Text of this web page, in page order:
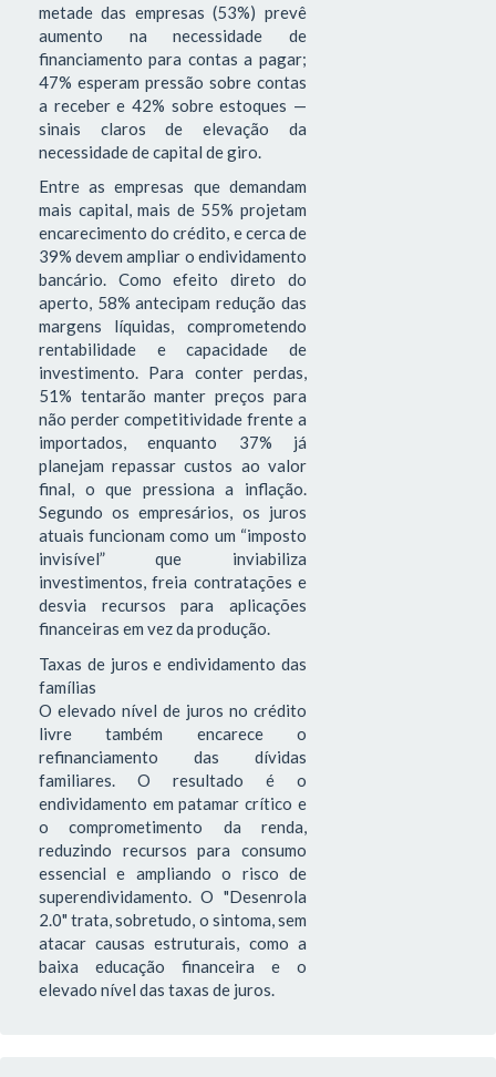
metade das empresas (53%) prevê
aumento na necessidade de
financiamento para contas a pagar;
47% esperam pressão sobre contas
a receber e 42% sobre estoques —
sinais claros de elevação da
necessidade de capital de giro.
Entre as empresas que demandam
mais capital, mais de 55% projetam
encarecimento do crédito, e cerca de
39% devem ampliar o endividamento
bancário. Como efeito direto do
aperto, 58% antecipam redução das
margens líquidas, comprometendo
rentabilidade e capacidade de
investimento. Para conter perdas,
51% tentarão manter preços para
não perder competitividade frente a
importados, enquanto 37% já
planejam repassar custos ao valor
final, o que pressiona a inflação.
Segundo os empresários, os juros
atuais funcionam como um “imposto
invisível” que inviabiliza
investimentos, freia contratações e
desvia recursos para aplicações
financeiras em vez da produção.
Taxas de juros e endividamento das
famílias
O elevado nível de juros no crédito
livre também encarece o
refinanciamento das dívidas
familiares. O resultado é o
endividamento em patamar crítico e
o comprometimento da renda,
reduzindo recursos para consumo
essencial e ampliando o risco de
superendividamento. O "Desenrola
2.0" trata, sobretudo, o sintoma, sem
atacar causas estruturais, como a
baixa educação financeira e o
elevado nível das taxas de juros.